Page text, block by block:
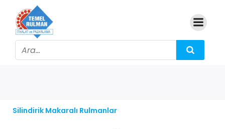
Silindirik Makaralı Rulmanlar